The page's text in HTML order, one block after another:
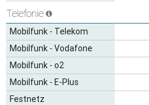
Telefonie
Mobilfunk - Telekom
Mobilfunk - Vodafone
Mobilfunk - o2
Mobilfunk - E-Plus
Festnetz